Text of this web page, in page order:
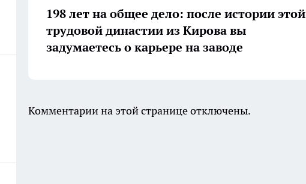
198 лет на общее дело: после истории этой
трудовой династии из Кирова вы
задумаетесь о карьере на заводе
Комментарии на этой странице отключены.